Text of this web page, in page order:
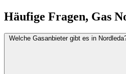
Häufige Fragen, Gas
Welche Gasanbieter gibt es in